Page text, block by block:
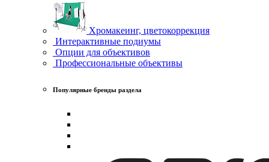
Хромакеинг, цветокоррекция
Интерактивные подиумы
Опции для объективов
Профессиональные объективы
Популярные бренды раздела